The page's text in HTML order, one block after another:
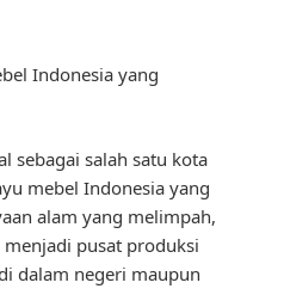
Indonesia yang
sebagai salah satu kota
mebel Indonesia yang
alam yang melimpah,
pusat produksi
dalam negeri maupun